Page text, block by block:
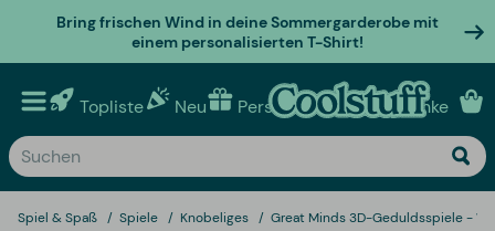
Bring frischen Wind in deine Sommergarderobe mit
einem personalisierten T-Shirt!
Topliste Neu Personalisierte geschenke
Spiel & Spaß Spiele Knobeliges Great Minds 3D-Geduldsspiele -